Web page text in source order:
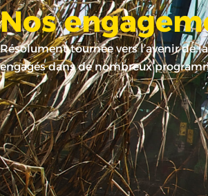
Nos
Résolument tournée vers l’avenir de
engagés dans de nombreux